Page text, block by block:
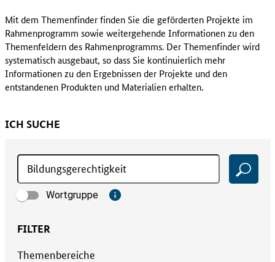
und
Jugend
Mit dem Themenfinder finden Sie die geförderten Projekte im
Rahmenprogramm sowie weitergehende Informationen zu den
Themenfeldern des Rahmenprogramms. Der Themenfinder wird
systematisch ausgebaut, so dass Sie kontinuierlich mehr
Informationen zu den Ergebnissen der Projekte und den
entstandenen Produkten und Materialien erhalten.
ICH SUCHE
Wortgruppe
FILTER
Themenbereiche